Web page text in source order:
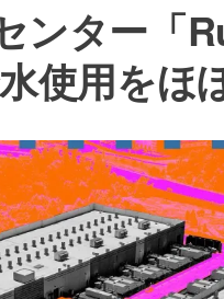
ンター「
使用をほ